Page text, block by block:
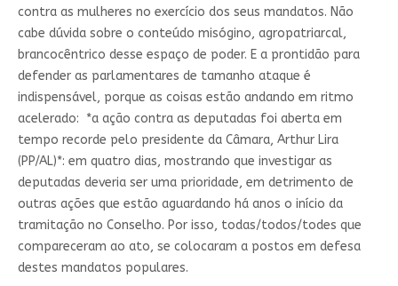
contra as mulheres no exercício dos seus mandatos. Não
cabe dúvida sobre o conteúdo misógino, agropatriarcal,
brancocêntrico desse espaço de poder. E a prontidão para
defender as parlamentares de tamanho ataque é
indispensável, porque as coisas estão andando em ritmo
acelerado: *a ação contra as deputadas foi aberta em
tempo recorde pelo presidente da Câmara, Arthur Lira
(PP/AL)*: em quatro dias, mostrando que investigar as
deputadas deveria ser uma prioridade, em detrimento de
outras ações que estão aguardando há anos o início da
tramitação no Conselho. Por isso, todas/todos/todes que
compareceram ao ato, se colocaram a postos em defesa
destes mandatos populares.